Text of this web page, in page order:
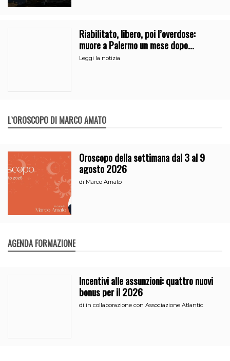
Riabilitato, libero, poi l’overdose:
muore a Palermo un mese dopo
l’uscita dalla comunità
Leggi la notizia
L`OROSCOPO DI MARCO AMATO
Oroscopo della settimana dal 3 al 9
agosto 2026
di Marco Amato
AGENDA FORMAZIONE
Incentivi alle assunzioni: quattro nuovi
bonus per il 2026
di in collaborazione con Associazione Atlantic